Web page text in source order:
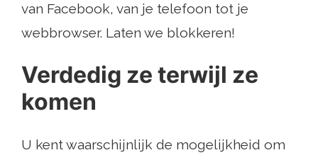
van Facebook, van je telefoon tot je
webbrowser. Laten we blokkeren!
Verdedig ze terwijl ze
komen
U kent waarschijnlijk de mogelijkheid om